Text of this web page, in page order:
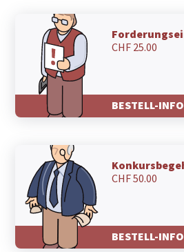
CHF 25.00
BESTELL-
CHF 50.00
BESTELL-